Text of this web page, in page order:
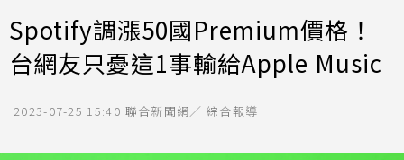
Spotify調漲50國Premium價格！
台網友只憂這1事輸給Apple Music
2023-07-25 15:40 聯合新聞網／ 綜合報導